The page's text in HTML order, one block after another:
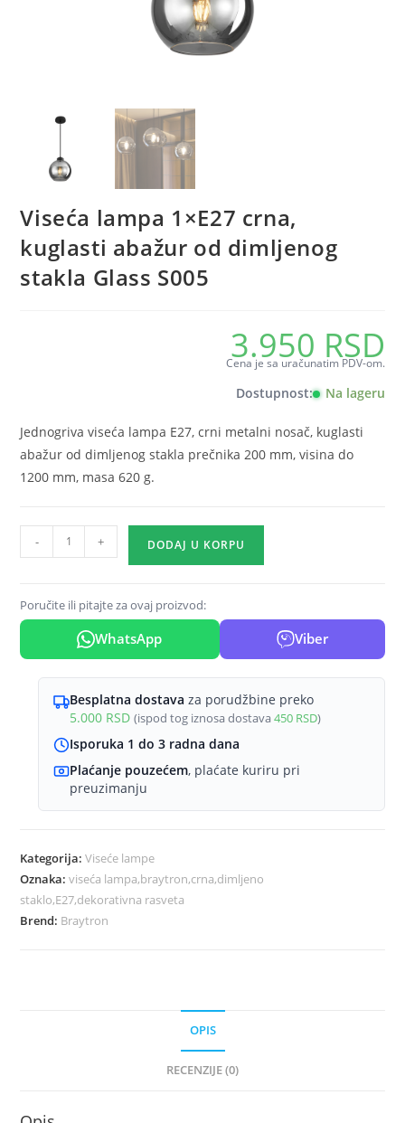
Viseća lampa 1×E27 crna,
kuglasti abažur od dimljenog
stakla Glass S005
3.950 RSD
Cena je sa uračunatim PDV-om.
Dostupnost: Na lageru
Jednogriva viseća lampa E27, crni metalni nosač, kuglasti
abažur od dimljenog stakla prečnika 200 mm, visina do
1200 mm, masa 620 g.
lampa
crna,
kuglasti
abažur
dimljenog
- + DODAJ U KORPU
Poručite ili pitajte za ovaj proizvod:
WhatsApp Viber
Besplatna dostava za porudžbine preko
5.000 RSD (ispod tog iznosa dostava450 RSD)
Isporuka 1 do 3 radna dana
Plaćanje pouzećem, plaćate kuriru pri
preuzimanju
Kategorija:Viseće lampe
Oznaka:viseća lampa,braytron,crna,dimljeno
staklo,E27,dekorativna rasveta
Brend: Braytron
OPIS
RECENZIJE (0)